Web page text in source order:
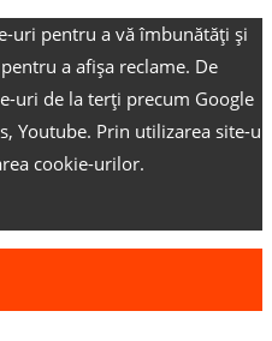
uri pentru a vă îmbunătăți și
a afișa reclame. De
uri de la terți precum Google
Youtube. Prin utilizarea site-
cookie-urilor.